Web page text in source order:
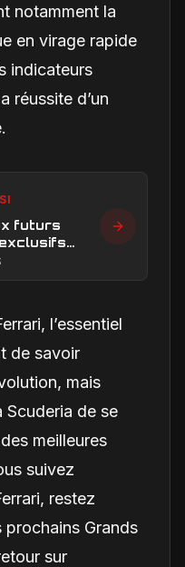
notamment la
en virage rapide
indicateurs
réussite d’un
futurs
l’essentiel
de savoir
mais
Scuderia de se
meilleures
suivez
restez
Grands
sur